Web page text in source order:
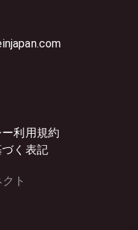
ー利用規約
く表記
ト